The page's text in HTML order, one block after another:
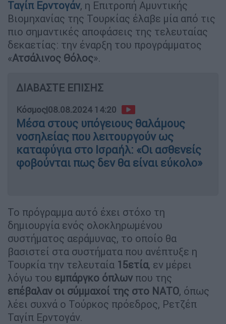
Ταγίπ Ερντογάν, η Επιτροπή Αμυντικής
Βιομηχανίας της Τουρκίας έλαβε μία από τις
πιο σημαντικές αποφάσεις της τελευταίας
δεκαετίας: την έναρξη του προγράμματος
«Ατσάλινος Θόλος».
ΔΙΑΒΑΣΤΕ ΕΠΙΣΗΣ
Κόσμος|08.08.2024 14:20
Μέσα στους υπόγειους θαλάμους
νοσηλείας που λειτουργούν ως
καταφύγια στο Ισραήλ: «Οι ασθενείς
φοβούνται πως δεν θα είναι εύκολο»
Το πρόγραμμα αυτό έχει στόχο τη
δημιουργία ενός ολοκληρωμένου
συστήματος αεράμυνας, το οποίο θα
βασιστεί στα συστήματα που ανέπτυξε η
Τουρκία την τελευταία 15ετία, εν μέρει
λόγω του εμπάργκο όπλων που της
επέβαλαν οι σύμμαχοί της στο ΝΑΤΟ, όπως
λέει συχνά ο Τούρκος πρόεδρος, Ρετζέπ
Ταγίπ Ερντογάν.